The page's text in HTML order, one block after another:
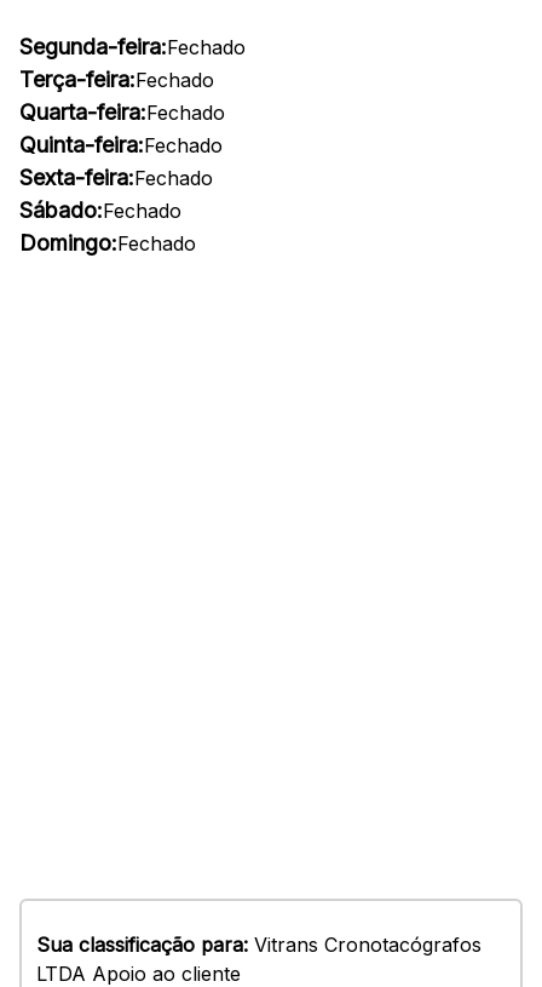
Segunda-feira:Fechado
Terça-feira:Fechado
Quarta-feira:Fechado
Quinta-feira:Fechado
Sexta-feira:Fechado
Sábado:Fechado
Domingo:Fechado
Sua classificação para: Vitrans Cronotacógrafos
LTDA Apoio ao cliente